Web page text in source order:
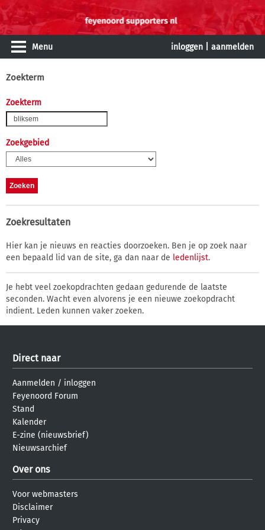
Menu inloggen aanmelden
Zoekterm
Zoekterm
Zoekgebied
Zoekresultaten
Hier kan je nieuws en reacties doorzoeken. Ben je op zoek naar
een bepaald lid van de site, ga dan naar de ledenlijst.
Je hebt veel zoekopdrachten gedaan gedurende de laatste
seconden. Wacht even alvorens je een nieuwe zoekopdracht
indient. Leden kunnen vaker zoeken.
Direct naar
Aanmelden / inloggen
Feyenoord Forum
Stand
Kalender
E-zine (nieuwsbrief)
Nieuwsarchief
Over ons
Voor webmasters
Disclaimer
Privacy